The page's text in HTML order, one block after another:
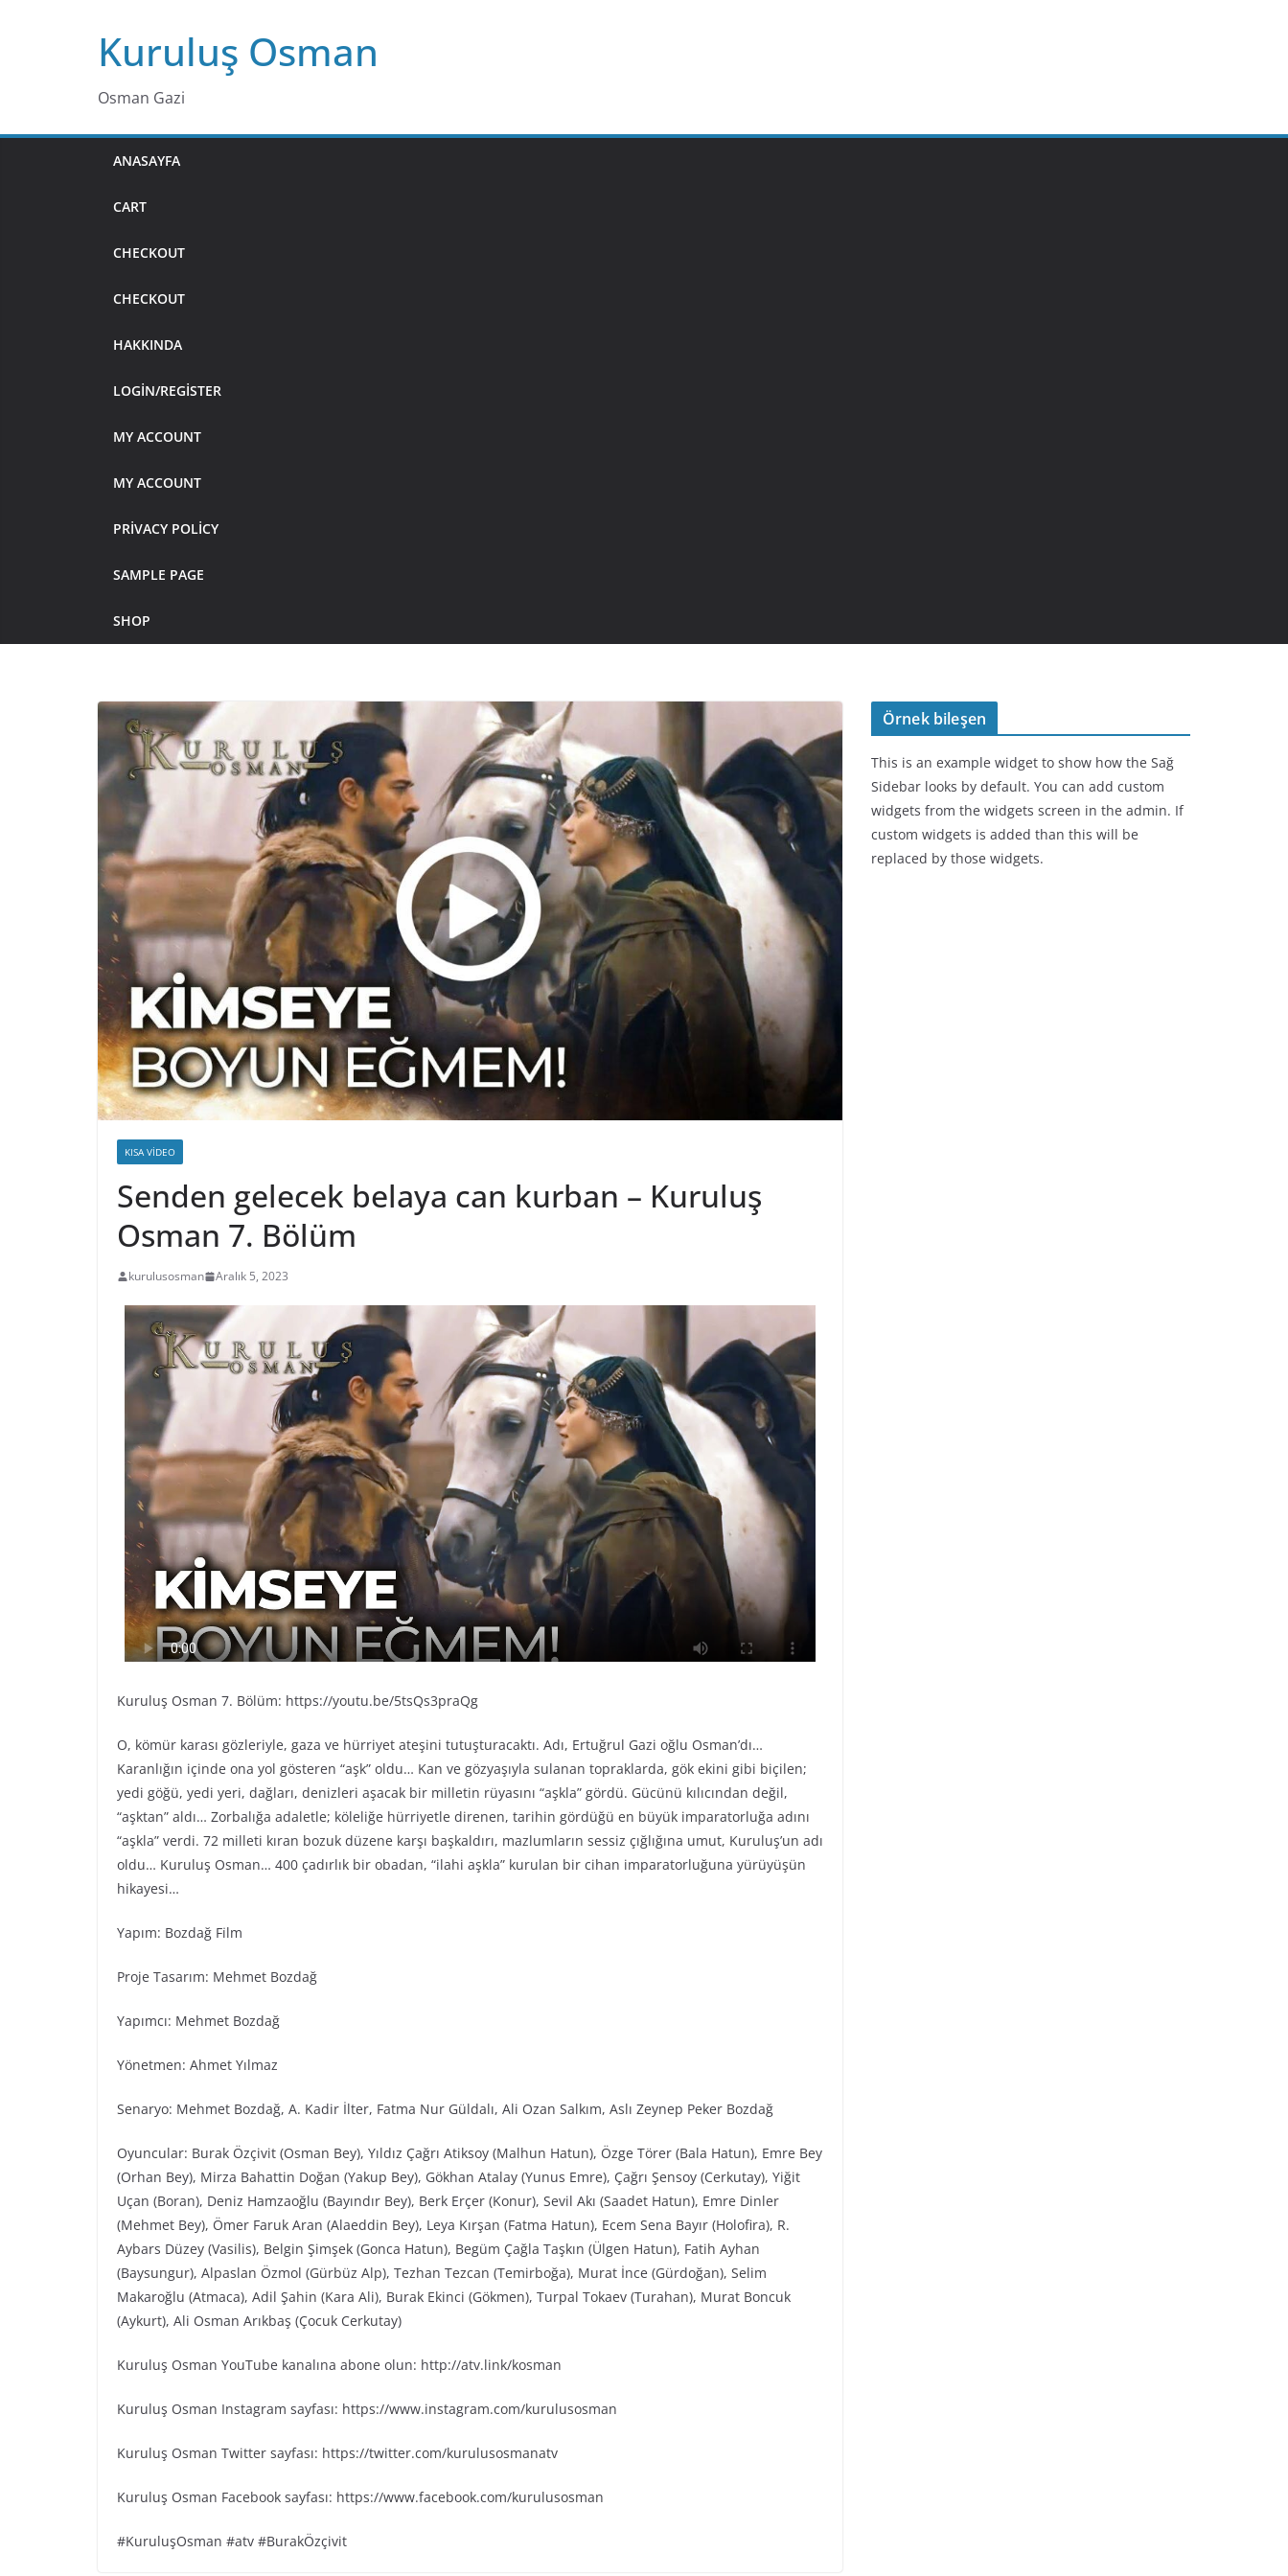
Kuruluş Osman
Osman Gazi
ANASAYFA
CART
CHECKOUT
CHECKOUT
HAKKINDA
LOGIN/REGISTER
MY ACCOUNT
MY ACCOUNT
PRIVACY POLICY
SAMPLE PAGE
SHOP
KISA VIDEO
Senden gelecek belaya can kurban – Kuruluş
Osman 7. Bölüm
kurulusosman Aralık 5, 2023
Kuruluş Osman 7. Bölüm: https://youtu.be/5tsQs3praQg
O, kömür karası gözleriyle, gaza ve hürriyet ateşini tutuşturacaktı. Adı, Ertuğrul Gazi oğlu Osman’dı…
Karanlığın içinde ona yol gösteren “aşk” oldu… Kan ve gözyaşıyla sulanan topraklarda, gök ekini gibi biçilen;
yedi göğü, yedi yeri, dağları, denizleri aşacak bir milletin rüyasını “aşkla” gördü. Gücünü kılıcından değil,
“aşktan” aldı… Zorbalığa adaletle; köleliğe hürriyetle direnen, tarihin gördüğü en büyük imparatorluğa adını
“aşkla” verdi. 72 milleti kıran bozuk düzene karşı başkaldırı, mazlumların sessiz çığlığına umut, Kuruluş’un adı
oldu… Kuruluş Osman… 400 çadırlık bir obadan, “ilahi aşkla” kurulan bir cihan imparatorluğuna yürüyüşün
hikayesi…
Yapım: Bozdağ Fi̇lm
Proje Tasarım: Mehmet Bozdağ
Yapımcı: Mehmet Bozdağ
Yönetmen: Ahmet Yılmaz
Senaryo: Mehmet Bozdağ, A. Kadir İlter, Fatma Nur Güldalı, Ali Ozan Salkım, Aslı Zeynep Peker Bozdağ
Oyuncular: Burak Özçivit (Osman Bey), Yıldız Çağrı Atiksoy (Malhun Hatun), Özge Törer (Bala Hatun), Emre Bey
(Orhan Bey), Mirza Bahattin Doğan (Yakup Bey), Gökhan Atalay (Yunus Emre), Çağrı Şensoy (Cerkutay), Yiğit
Uçan (Boran), Deniz Hamzaoğlu (Bayındır Bey), Berk Erçer (Konur), Sevil Akı (Saadet Hatun), Emre Dinler
(Mehmet Bey), Ömer Faruk Aran (Alaeddin Bey), Leya Kırşan (Fatma Hatun), Ecem Sena Bayır (Holofira), R.
Aybars Düzey (Vasilis), Belgin Şimşek (Gonca Hatun), Begüm Çağla Taşkın (Ülgen Hatun), Fatih Ayhan
(Baysungur), Alpaslan Özmol (Gürbüz Alp), Tezhan Tezcan (Temirboğa), Murat İnce (Gürdoğan), Selim
Makaroğlu (Atmaca), Adil Şahin (Kara Ali), Burak Ekinci (Gökmen), Turpal Tokaev (Turahan), Murat Boncuk
(Aykurt), Ali Osman Arıkbaş (Çocuk Cerkutay)
Kuruluş Osman YouTube kanalına abone olun: http://atv.link/kosman
Kuruluş Osman Instagram sayfası: https://www.instagram.com/kurulusosman
Kuruluş Osman Twitter sayfası: https://twitter.com/kurulusosmanatv
Kuruluş Osman Facebook sayfası: https://www.facebook.com/kurulusosman
#KuruluşOsman #atv #BurakÖzçivit
Örnek bileşen
This is an example widget to show how the Sağ
Sidebar looks by default. You can add custom
widgets from the widgets screen in the admin. If
custom widgets is added than this will be
replaced by those widgets.